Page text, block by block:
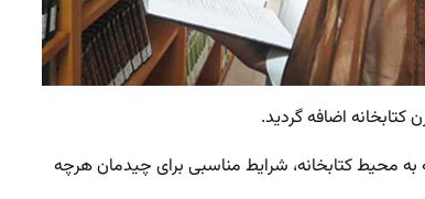
محیط کتابخانه، شرایط مناسبی برای چیدمان هرچه